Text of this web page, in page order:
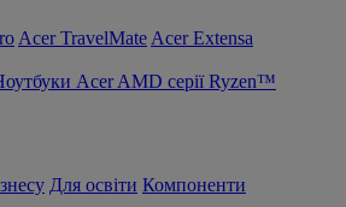
Acer TravelMate Acer Extensa
Acer AMD серії Ryzen™
Для освіти Компоненти